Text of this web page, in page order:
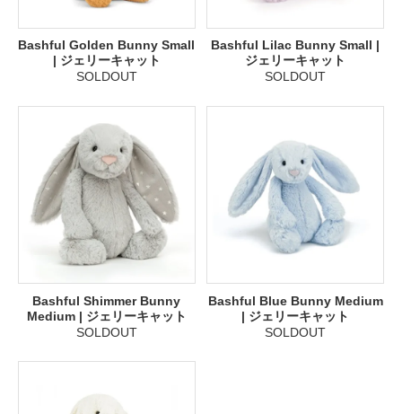
Bashful Golden Bunny Small
| ジェリーキャット
SOLDOUT
Bashful Lilac Bunny Small |
ジェリーキャット
SOLDOUT
Bashful Shimmer Bunny
Medium | ジェリーキャット
SOLDOUT
Bashful Blue Bunny Medium
| ジェリーキャット
SOLDOUT